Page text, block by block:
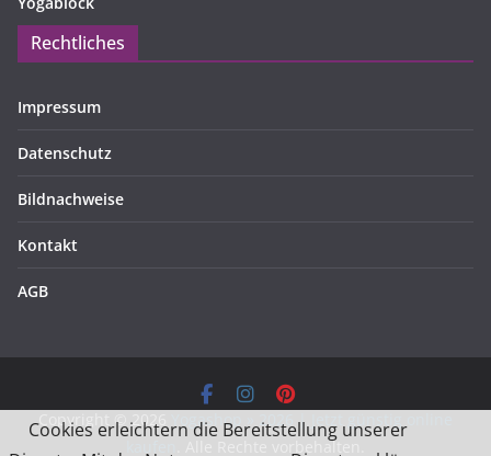
Rechtliches
Impressum
Datenschutz
Bildnachweise
Kontakt
AGB
Copyright © 2026
Yogashop » 2026 | Jetzt günstig online
. Alle Rechte vorbehalten.
Cookies erleichtern die Bereitstellung unserer